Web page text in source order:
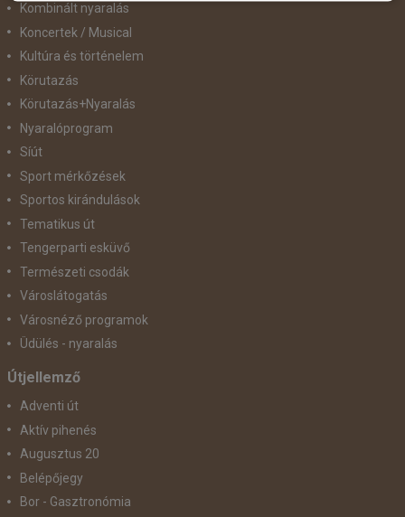
Kombinált nyaralás
Koncertek / Musical
Kultúra és történelem
Körutazás
Körutazás+Nyaralás
Nyaralóprogram
Síút
Sport mérkőzések
Sportos kirándulások
Tematikus út
Tengerparti esküvő
Természeti csodák
Városlátogatás
Városnéző programok
Üdülés - nyaralás
Útjellemző
Adventi út
Aktív pihenés
Augusztus 20
Belépőjegy
Bor - Gasztronómia